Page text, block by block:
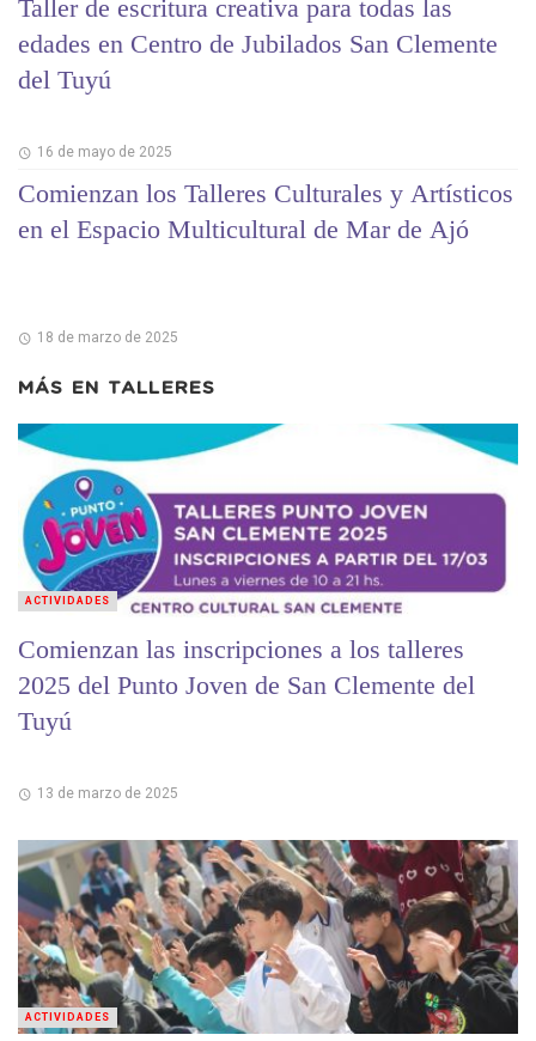
Taller de escritura creativa para todas las
edades en Centro de Jubilados San Clemente
del Tuyú
16 de mayo de 2025
Comienzan los Talleres Culturales y Artísticos
en el Espacio Multicultural de Mar de Ajó
18 de marzo de 2025
MÁS EN TALLERES
Comienzan las inscripciones a los talleres
2025 del Punto Joven de San Clemente del
Tuyú
13 de marzo de 2025
ACTIVIDADES
ACTIVIDADES